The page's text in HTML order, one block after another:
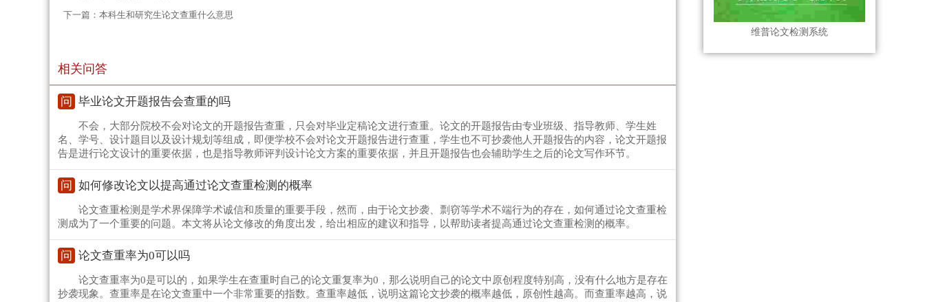
下一篇： 本科生和研究生论文查重什么意思
相关问答
问 毕业论文开题报告会查重的吗
不会，大部分院校不会对论文的开题报告查重，只会对毕业定稿论文进行查重。论文的开题报告由专业班级、指导教师、学生姓
名、学号、设计题目以及设计规划等组成，即便学校不会对论文开题报告进行查重，学生也不可抄袭他人开题报告的内容，论文开题报
告是进行论文设计的重要依据，也是指导教师评判设计论文方案的重要依据，并且开题报告也会辅助学生之后的论文写作环节。
问 如何修改论文以提高通过论文查重检测的概率
论文查重检测是学术界保障学术诚信和质量的重要手段，然而，由于论文抄袭、剽窃等学术不端行为的存在，如何通过论文查重检
测成为了一个重要的问题。本文将从论文修改的角度出发，给出相应的建议和指导，以帮助读者提高通过论文查重检测的概率。
问 论文查重率为0可以吗
论文查重率为0是可以的，如果学生在查重时自己的论文重复率为0，那么说明自己的论文中原创程度特别高，没有什么地方是存在
抄袭现象。查重率是在论文查重中一个非常重要的指数。查重率越低，说明这篇论文抄袭的概率越低，原创性越高。而查重率越高，说
维普论文检测系统